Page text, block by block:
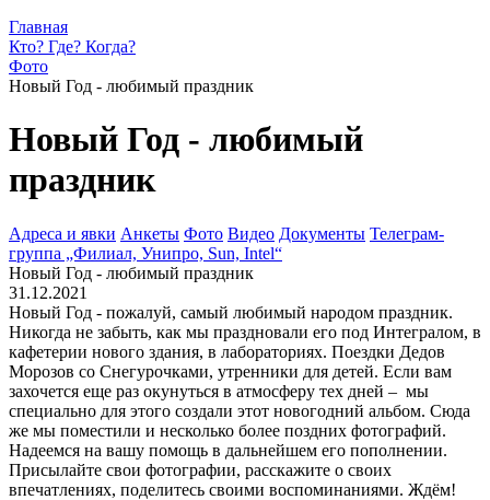
Главная
Кто? Где? Когда?
Фото
Новый Год - любимый праздник
Новый Год - любимый
праздник
Адреса и явки Анкеты Фото Видео Документы Телеграм-
группа „Филиал, Унипро, Sun, Intel“
Новый Год - любимый праздник
31.12.2021
Новый Год - пожалуй, самый любимый народом праздник.
Никогда не забыть, как мы праздновали его под Интегралом, в
кафетерии нового здания, в лабораториях. Поездки Дедов
Морозов со Снегурочками, утренники для детей. Если вам
захочется еще раз окунуться в атмосферу тех дней – мы
специально для этого создали этот новогодний альбом. Сюда
же мы поместили и несколько более поздних фотографий.
Надеемся на вашу помощь в дальнейшем его пополнении.
Присылайте свои фотографии, расскажите о своих
впечатлениях, поделитесь своими воспоминаниями. Ждём!